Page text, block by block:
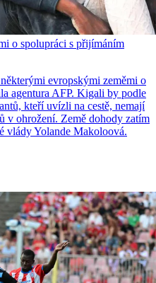
o spolupráci s přijímáním
evropskými zeměmi o
agentura AFP. Kigali by podle
kteří uvízli na cestě, nemají
v ohrožení. Země dohody zatím
vlády Yolande Makoloová.